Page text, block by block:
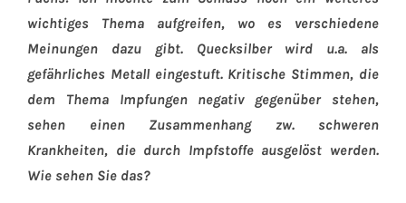
wichtiges Thema aufgreifen, wo es verschiedene
Meinungen dazu gibt. Quecksilber wird u.a. als
gefährliches Metall eingestuft. Kritische Stimmen, die
dem Thema Impfungen negativ gegenüber stehen,
sehen einen Zusammenhang zw. schweren
Krankheiten, die durch Impfstoffe ausgelöst werden.
Wie sehen Sie das?